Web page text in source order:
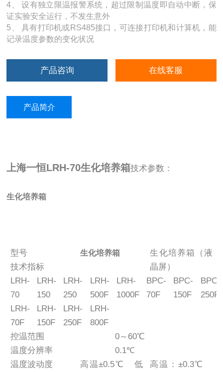
4、 设有独立限温报警系统，超过限制温度即自动中断，保
证实验安全运行，不发生意外
5、 具有打印机或RS485接口，可连接打印机和计算机，能
记录温度参数的变化状况
产品咨询 在线客服
产品简介
上海一恒LRH-70生化培养箱技术参数：
生化培养箱
型号
技术指标
生化培养箱
生化培养箱（液
晶屏）
LRH-
70
LRH-
70F
LRH-
150
LRH-
150F
LRH-
250
LRH-
250F
LRH-
500F
LRH-
800F
LRH-
1000F
BPC-
70F
BPC-
150F
BPC-
250F
控温范围
0～60℃
温度分辨率
0.1℃
温度波动度
高温±0.5℃ 低 高温：±0.3℃